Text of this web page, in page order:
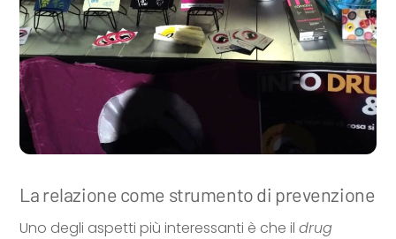
La relazione come strumento di prevenzione
Uno degli aspetti più interessanti è che ildrug